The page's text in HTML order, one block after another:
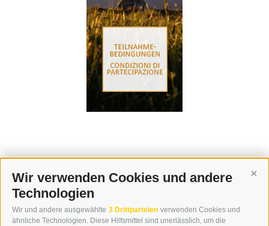
Wir verwenden Cookies und andere
Technologien
Wir und andere ausgewählte 3 Drittparteien verwenden Cookies und
ähnliche Technologien. Diese Hilfsmittel sind unerlässlich, um die
KONTAKT
WIPP-MEDIA GMBH